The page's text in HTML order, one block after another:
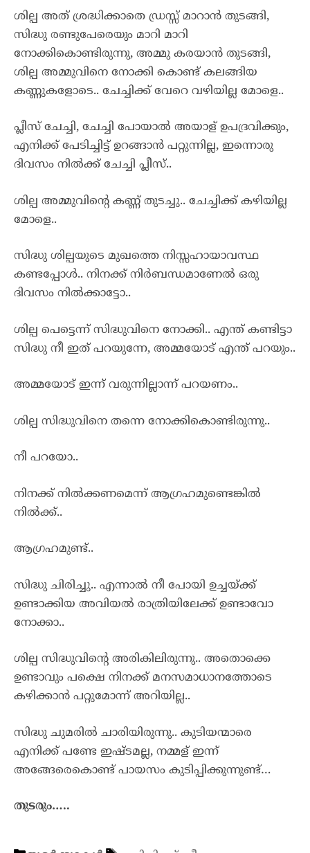
ശില്പ അത്‌ ശ്രദ്ധിക്കാതെ ഡ്രസ്സ്‌ മാറാൻ തുടങ്ങി,
സിദ്ധു രണ്ടുപേരെയും മാറി മാറി
നോക്കികൊണ്ടിരുന്നു, അമ്മു കരയാൻ തുടങ്ങി,
ശില്പ അമ്മുവിനെ നോക്കി കൊണ്ട് കലങ്ങിയ
കണ്ണുകളോടെ.. ചേച്ചിക്ക് വേറെ വഴിയില്ല മോളെ..
പ്ലീസ് ചേച്ചി, ചേച്ചി പോയാൽ അയാള് ഉപദ്രവിക്കും,
എനിക്ക് പേടിച്ചിട്ട് ഉറങ്ങാൻ പറ്റുന്നില്ല, ഇന്നൊരു
ദിവസം നിൽക്ക് ചേച്ചി പ്ലീസ്..
ശില്പ അമ്മുവിന്റെ കണ്ണ് തുടച്ചു.. ചേച്ചിക്ക് കഴിയില്ല
മോളെ..
സിദ്ധു ശില്പയുടെ മുഖത്തെ നിസ്സഹായാവസ്ഥ
കണ്ടപ്പോൾ.. നിനക്ക് നിർബന്ധമാണേൽ ഒരു
ദിവസം നിൽക്കാട്ടോ..
ശില്പ പെട്ടെന്ന് സിദ്ധുവിനെ നോക്കി.. എന്ത് കണ്ടിട്ടാ
സിദ്ധു നീ ഇത് പറയുന്നേ, അമ്മയോട് എന്ത് പറയും..
അമ്മയോട് ഇന്ന് വരുന്നില്ലാന്ന് പറയണം..
ശില്പ സിദ്ധുവിനെ തന്നെ നോക്കികൊണ്ടിരുന്നു..
നീ പറയോ..
നിനക്ക് നിൽക്കണമെന്ന് ആഗ്രഹമുണ്ടെങ്കിൽ
നിൽക്ക്..
ആഗ്രഹമുണ്ട്..
സിദ്ധു ചിരിച്ചു.. എന്നാൽ നീ പോയി ഉച്ചയ്ക്ക്
ഉണ്ടാക്കിയ അവിയൽ രാത്രിയിലേക്ക് ഉണ്ടാവോ
നോക്കാ..
ശില്പ സിദ്ധുവിന്റെ അരികിലിരുന്നു.. അതൊക്കെ
ഉണ്ടാവും പക്ഷെ നിനക്ക് മനസമാധാനത്തോടെ
കഴിക്കാൻ പറ്റുമോന്ന് അറിയില്ല..
സിദ്ധു ചുമരിൽ ചാരിയിരുന്നു.. കുടിയന്മാരെ
എനിക്ക് പണ്ടേ ഇഷ്ടമല്ല, നമ്മള് ഇന്ന്
അങ്ങേരെകൊണ്ട് പായസം കുടിപ്പിക്കുന്നുണ്ട്…
തുടരും…..